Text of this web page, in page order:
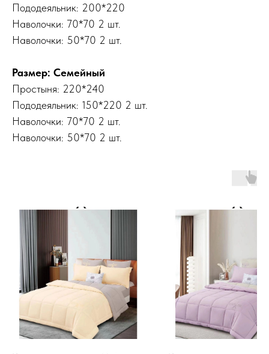
Пододеяльник: 200*220
Наволочки: 70*70 2 шт.
Наволочки: 50*70 2 шт.
Размер: Семейный
Простыня: 220*240
Пододеяльник: 150*220 2 шт.
Наволочки: 70*70 2 шт.
Наволочки: 50*70 2 шт.